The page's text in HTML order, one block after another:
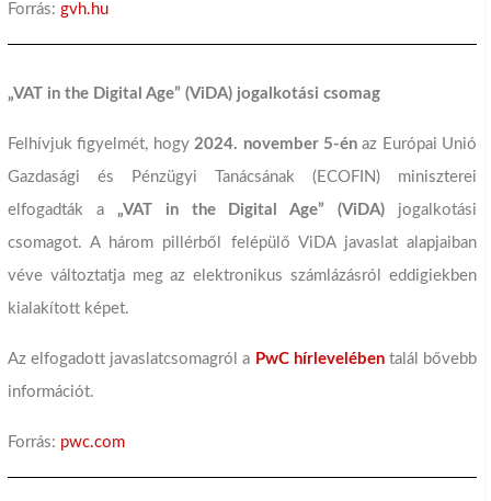
Forrás: gvh.hu
„VAT in the Digital Age” (ViDA) jogalkotási csomag
Felhívjuk figyelmét, hogy2024. november 5-énaz Európai Unió
Gazdasági és Pénzügyi Tanácsának (ECOFIN) miniszterei
elfogadták a „VAT in the Digital Age” (ViDA) jogalkotási
csomagot. A három pillérből felépülő ViDA javaslat alapjaiban
véve változtatja meg az elektronikus számlázásról eddigiekben
kialakított képet.
Az elfogadott javaslatcsomagról a PwC hírlevelébentalál bővebb
információt.
Forrás: pwc.com